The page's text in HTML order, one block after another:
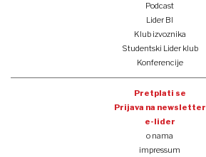
Podcast
Lider BI
Klub izvoznika
Studentski Lider klub
Konferencije
Pretplati se
Prijava na newsletter
e-lider
o nama
impressum